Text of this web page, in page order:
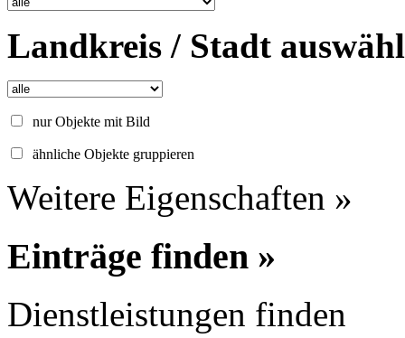
Landkreis / Stadt
nur Objekte mit Bild
ähnliche Objekte gruppieren
Weitere Eigenschaften »
Einträge finden »
Dienstleistungen finden